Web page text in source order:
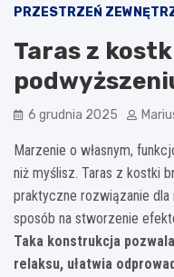
PRZESTRZEŃ
Taras z
6 grudnia 2025
Marzenie o własnym,
niż myślisz. Taras z kostki
praktyczne rozwiązanie
sposób na stworzenie
Taka konstrukcja
relaksu, ułatwia